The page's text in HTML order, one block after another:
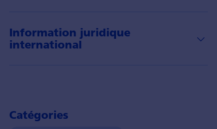
Information juridique
international
Catégories